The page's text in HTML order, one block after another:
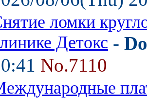
ломки
Детокс -
No.7110